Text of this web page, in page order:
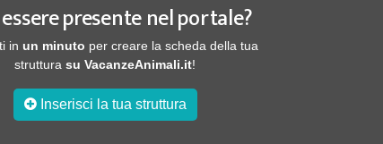
presente nel portale?
in un minuto per creare la scheda della tua
struttura su VacanzeAnimali.it!
Inserisci la tua struttura